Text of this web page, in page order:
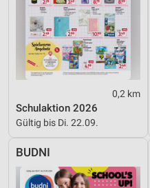
0,2 km
Schulaktion 2026
Gültig bis Di. 22.09.
BUDNI